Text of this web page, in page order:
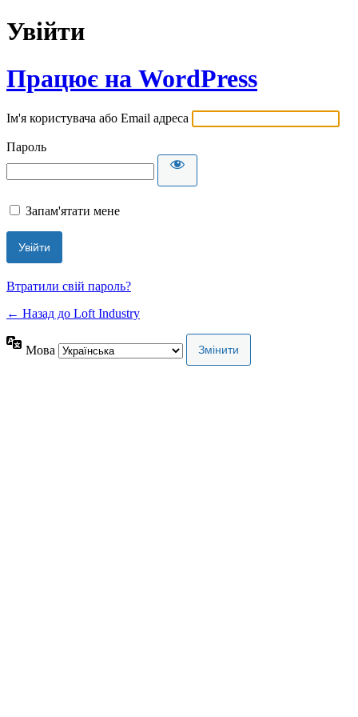
Увійти
Працює на WordPress
Ім'я користувача або Email адреса
Пароль
Запам'ятати мене
Втратили свій пароль?
← Назад до Loft Industry
Мова